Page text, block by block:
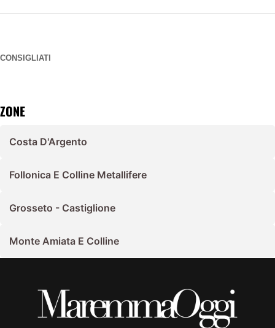
CONSIGLIATI
ZONE
Costa D'Argento
Follonica E Colline Metallifere
Grosseto - Castiglione
Monte Amiata E Colline